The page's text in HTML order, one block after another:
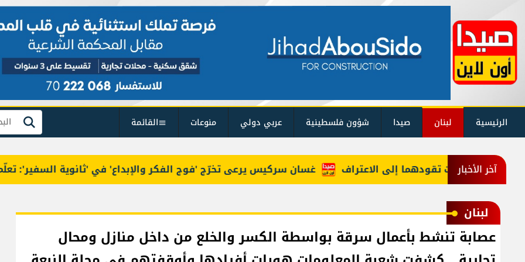
الرئيسية لبنان صيدا شؤون فلسطينية عربي دولي منوعات القائمة بحث
آخر الأخبار غسان سركيس يرعى تخرّج 'فوج الفكر والإبداع' في 'ثانوية السفير': تعلّمت والمخدرات تقودهما إلى الاعتراف
لبنان
عصابة تنشط بأعمال سرقة بواسطة الكسر والخلع من داخل منازل ومحال